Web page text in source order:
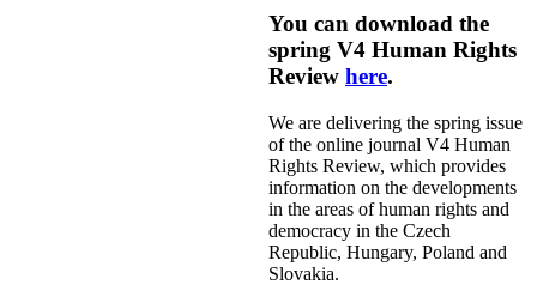
You can download the
spring V4 Human Rights
Review here.
We are delivering the spring issue
of the online journal V4 Human
Rights Review, which provides
information on the developments
in the areas of human rights and
democracy in the Czech
Republic, Hungary, Poland and
Slovakia.